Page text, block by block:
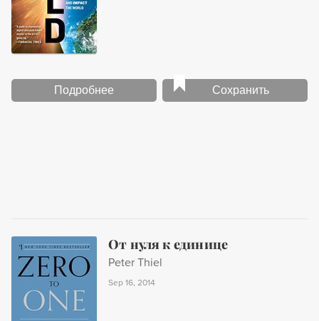
Подробнее Сохранить
От нуля к единице
Peter Thiel
Sep 16, 2014